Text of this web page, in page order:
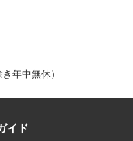
年中無休）
イド